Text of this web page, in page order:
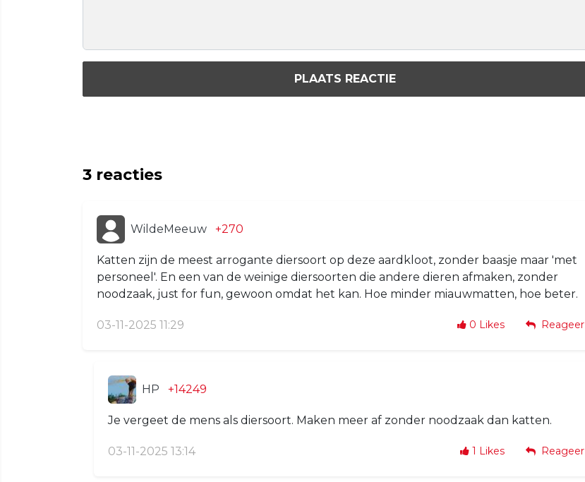
PLAATS REACTIE
3 reacties
WildeMeeuw +270
Katten zijn de meest arrogante diersoort op deze aardkloot, zonder baasje maar 'met
personeel'. En een van de weinige diersoorten die andere dieren afmaken, zonder
noodzaak, just for fun, gewoon omdat het kan. Hoe minder miauwmatten, hoe beter.
03-11-2025 11:29 0 Likes Reageer
HP +14249
Je vergeet de mens als diersoort. Maken meer af zonder noodzaak dan katten.
03-11-2025 13:14 1 Likes Reageer